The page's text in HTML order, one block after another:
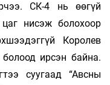
СК-4 нь өөгүй
нисэж болохоор
Королев
ирсэн байна.
суугаад “Авсны